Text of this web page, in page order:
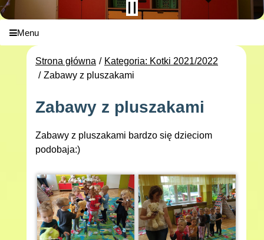
Menu
Strona główna
Kategoria: Kotki 2021/2022
Zabawy z pluszakami
Zabawy z pluszakami
Zabawy z pluszakami bardzo się dzieciom
podobaja:)